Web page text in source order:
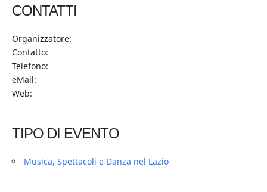
CONTATTI
Organizzatore:
Contatto:
Telefono:
eMail:
Web:
TIPO DI EVENTO
Musica, Spettacoli e Danza nel Lazio